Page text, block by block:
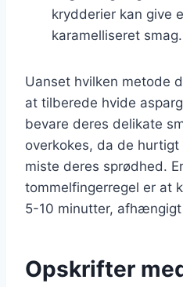
krydderier kan give
karamelliseret smag.
Uanset hvilken metode
at tilberede hvide
bevare deres delikate
overkokes, da de
miste deres sprødhed.
tommelfingerregel er at
5-10 minutter,
Opskrifter